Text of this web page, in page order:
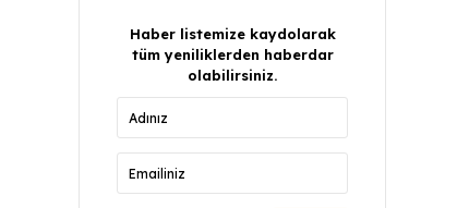
Haber listemize kaydolarak
tüm yeniliklerden haberdar
olabilirsiniz.